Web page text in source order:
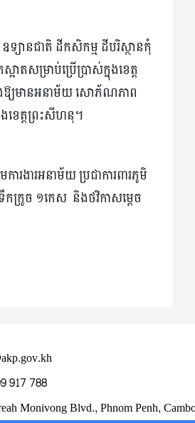
ឧទ្យានជាតិ ដីកសិកម្ម ដីបរិស្ថានកុំ
តសម្រាប់ប្រើប្រាស់ក្នុងខេត្ត
ឱ្យមានអនាម័យ សោភ័ណភាព
ងខេត្តព្រះសីហនុ។
រងារអនាម័យ ប្រជាការពារភូមិ
ក្រូច ១កេស និងថវិកាសម្តេច
917 788
Monivong Blvd., Phnom Penh,